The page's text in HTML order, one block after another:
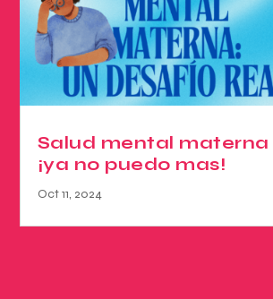
Salud mental materna
¡ya no puedo mas!
Oct 11, 2024